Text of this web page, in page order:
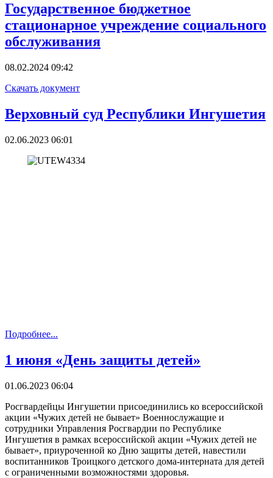
Государственное бюджетное
стационарное учреждение социального
обслуживания
08.02.2024 09:42
Скачать документ
Верховный суд Республики Ингушетия
02.06.2023 06:01
Подробнее...
1 июня «День защиты детей»
01.06.2023 06:04
Росгвардейцы Ингушетии присоединились ко всероссийской
акции «Чужих детей не бывает» Военнослужащие и
сотрудники Управления Росгвардии по Республике
Ингушетия в рамках всероссийской акции «Чужих детей не
бывает», приуроченной ко Дню защиты детей, навестили
воспитанников Троицкого детского дома-интерната для детей
с ограниченными возможностями здоровья.